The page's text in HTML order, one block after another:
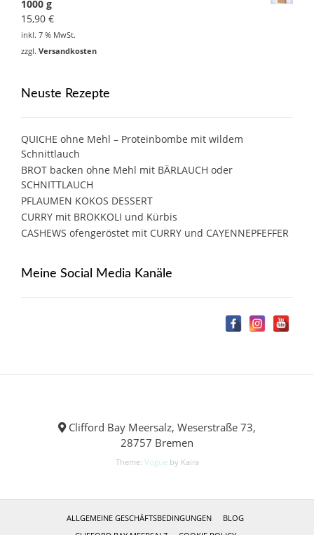
1000 g
15,90 €
inkl. 7 % MwSt.
zzgl. Versandkosten
Neuste Rezepte
QUICHE ohne Mehl – Proteinbombe mit wildem
Schnittlauch
BROT backen ohne Mehl mit BÄRLAUCH oder
SCHNITTLAUCH
PFLAUMEN KOKOS DESSERT
CURRY mit BROKKOLI und Kürbis
CASHEWS ofengeröstet mit CURRY und CAYENNEPFEFFER
Meine Social Media Kanäle
Clifford Bay Meersalz, Weserstraße 73,
28757 Bremen
Theme: Vogue by Kaira
ALLGEMEINE GESCHÄFTSBEDINGUNGEN
BLOG